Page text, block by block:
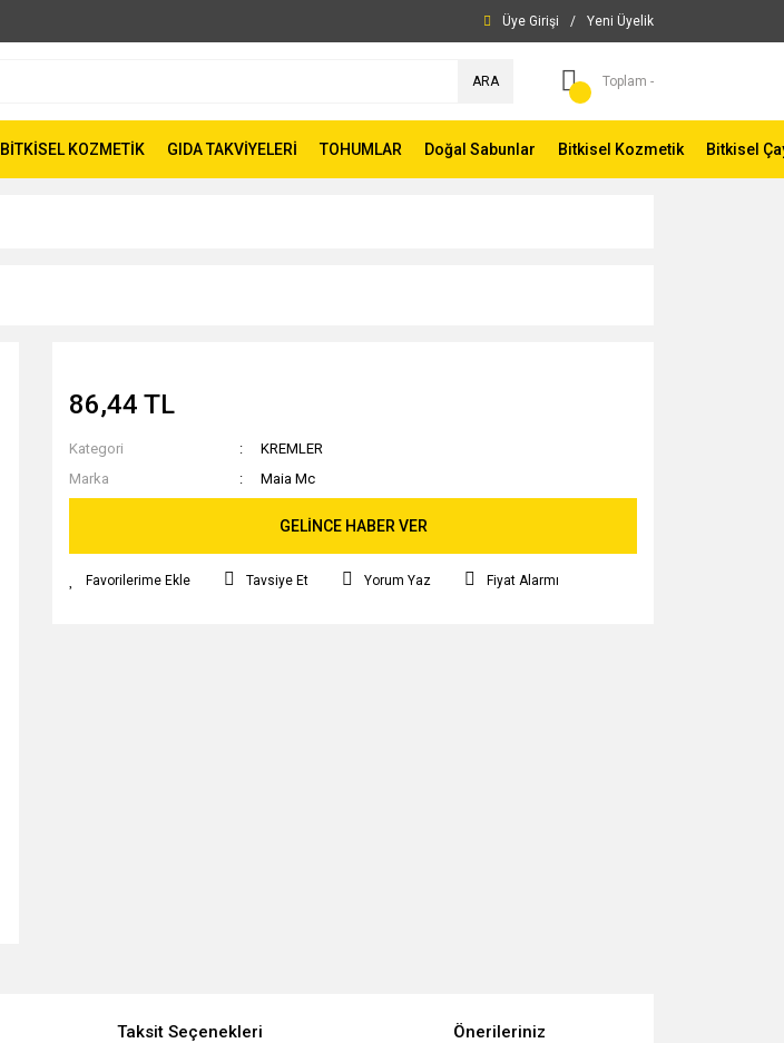
Üye Girişi / Yeni Üyelik
ARA Toplam -
BİTKİSEL KOZMETİK GIDA TAKVİYELERİ TOHUMLAR Doğal Sabunlar Bitkisel Kozmetik Bitkisel
86,44 TL
Kategori
KREMLER
Marka
Maia Mc
GELİNCE HABER VER
Tavsiye Et Yorum Yaz Fiyat Alarmı
Taksit Seçenekleri Önerileriniz